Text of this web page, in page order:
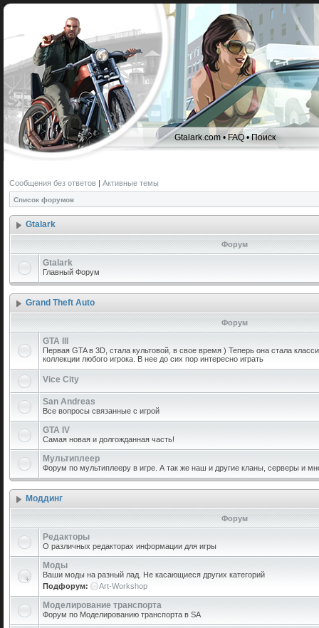
Gtalark.com •FAQ•Поиск
Сообщения без ответов | Активные темы
Список форумов
Gtalark
Форум
Gtalark
Главный Форум
Grand Theft Auto
Форум
GTA III
Первая GTA в 3D, стала культовой, в свое время ) Теперь она стала
коллекции любого игрока. В нее до сих пор интересно играть
Vice City
San Andreas
Все вопросы связанные с игрой
GTA IV
Самая новая и долгожданная часть!
Мультиплеер
Форум по мультиплееру в игре. А так же наш и другие кланы, серверы и
Моддинг
Форум
Редакторы
О различных редакторах информации для игры
Моды
Ваши моды на разный лад. Не касающиеся других категорий
Подфорум:
Art-Workshop
Моделирование транспорта
Форум по Моделированию транспорта в SA